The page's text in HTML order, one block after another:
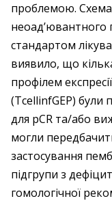
проблемою. Схема
неоад’ювантного
стандартом
виявило, що
профілем
(TcellinfGEP)
для pCR та/або
могли
застосування
підгрупи з
гомологічної